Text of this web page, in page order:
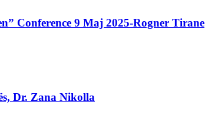
Conference 9 Maj 2025-Rogner Tirane
Dr. Zana Nikolla